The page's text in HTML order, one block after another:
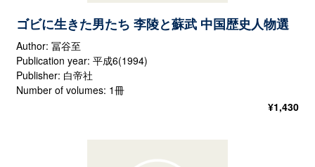
ゴビに生きた男たち 李陵と蘇武 中国歴史人物選
Author: 冨谷至
Publication year: 平成6(1994)
Publisher: 白帝社
Number of volumes: 1冊
¥1,430